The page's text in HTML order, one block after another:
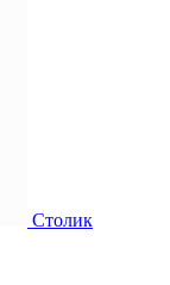
Столик